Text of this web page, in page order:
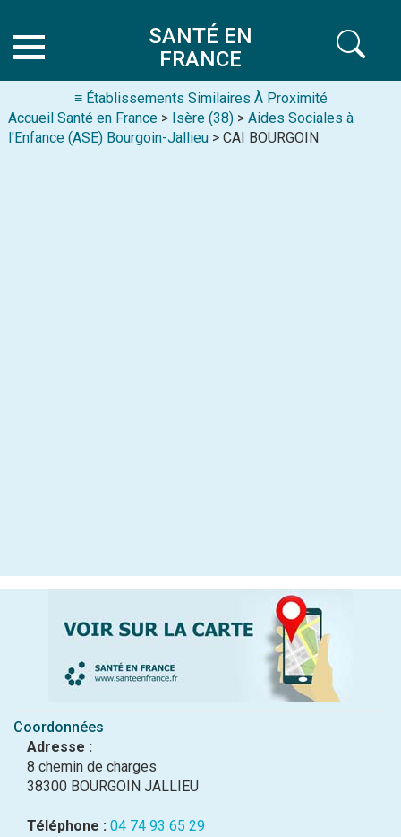
SANTÉ EN
FRANCE
≡ Établissements Similaires À Proximité
Accueil Santé en France > Isère (38) > Aides Sociales à
l'Enfance (ASE) Bourgoin-Jallieu > CAI BOURGOIN
Coordonnées
Adresse :
8 chemin de charges
38300 BOURGOIN JALLIEU
Téléphone : 04 74 93 65 29